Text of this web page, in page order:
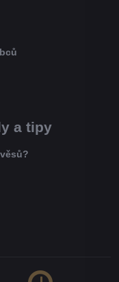
a tipy